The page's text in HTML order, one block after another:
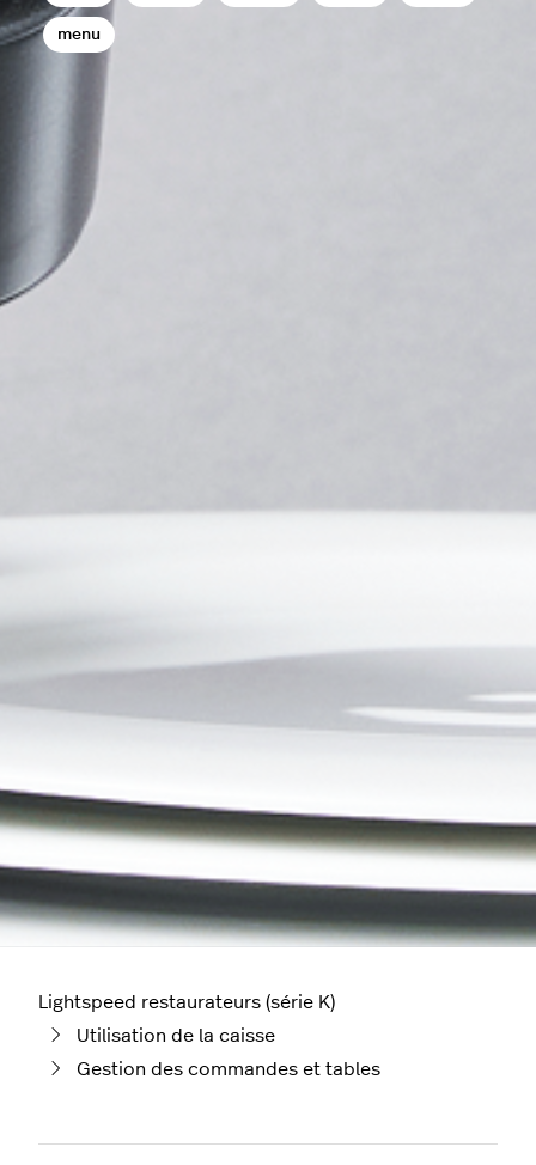
menu
Lightspeed restaurateurs (série K)
Utilisation de la caisse
Gestion des commandes et tables